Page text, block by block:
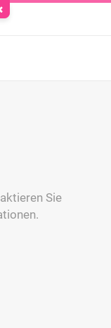
Sie
entfernen